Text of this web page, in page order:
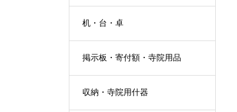
机・台・卓
掲示板・寄付額・寺院用品
収納・寺院用什器